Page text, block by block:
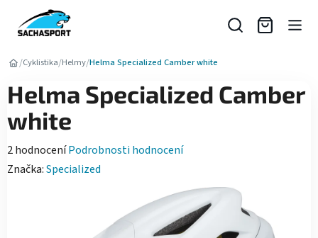
obsah
/Cyklistika/Helmy/Helma Specialized Camber white
Helma Specialized Camber
white
Průměrné
hodnocení
2 hodnoceníPodrobnosti hodnocení
Značka:Specialized